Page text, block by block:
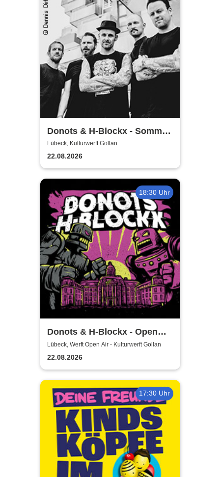
Donots & H-Blockx - Sommer
Shows 2026
Lübeck, Kulturwerft Gollan
22.08.2026
18:30 Uhr
Donots & H-Blockx - Open
Airs 2026
Lübeck, Werft Open Air - Kulturwerft Gollan
22.08.2026
17:30 Uhr